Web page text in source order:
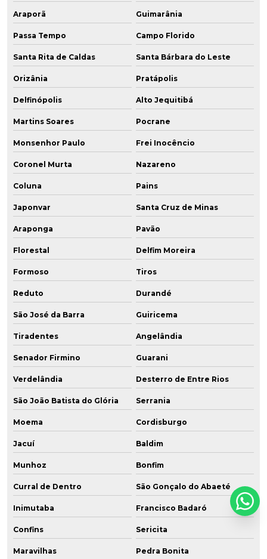
Araporã Guimarânia
Passa Tempo Campo Florido
Santa Rita de Caldas Santa Bárbara do Leste
Orizânia Pratápolis
Delfinópolis Alto Jequitibá
Martins Soares Pocrane
Monsenhor Paulo Frei Inocêncio
Coronel Murta Nazareno
Coluna Pains
Japonvar Santa Cruz de Minas
Araponga Pavão
Florestal Delfim Moreira
Formoso Tiros
Reduto Durandé
São José da Barra Guiricema
Tiradentes Angelândia
Senador Firmino Guarani
Verdelândia Desterro de Entre Rios
São João Batista do Glória Serrania
Moema Cordisburgo
Jacuí Baldim
Munhoz Bonfim
Curral de Dentro São Gonçalo do Abaeté
Inimutaba Francisco Badaró
Confins Sericita
Maravilhas Pedra Bonita